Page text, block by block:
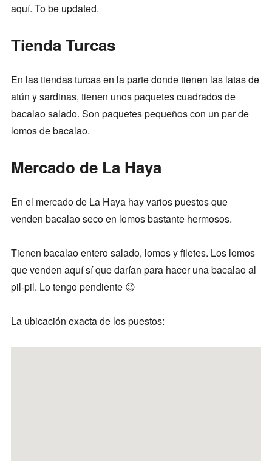
aquí. To be updated.
Tienda Turcas
En las tiendas turcas en la parte donde tienen las latas de
atún y sardinas, tienen unos paquetes cuadrados de
bacalao salado. Son paquetes pequeños con un par de
lomos de bacalao.
Mercado de La Haya
En el mercado de La Haya hay varios puestos que
venden bacalao seco en lomos bastante hermosos.
Tienen bacalao entero salado, lomos y filetes. Los lomos
que venden aquí sí que darían para hacer una bacalao al
pil-pil. Lo tengo pendiente 😉
La ubicación exacta de los puestos: